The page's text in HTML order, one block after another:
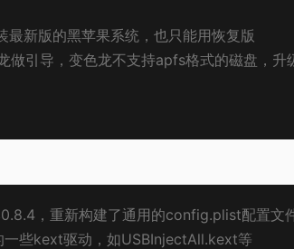
新版的黑苹果系统，也只能用恢复版
做引导，变色龙不支持apfs格式的磁盘，升
，重新构建了通用的config.plist配置文
些kext驱动，如USBInjectAll.kext等